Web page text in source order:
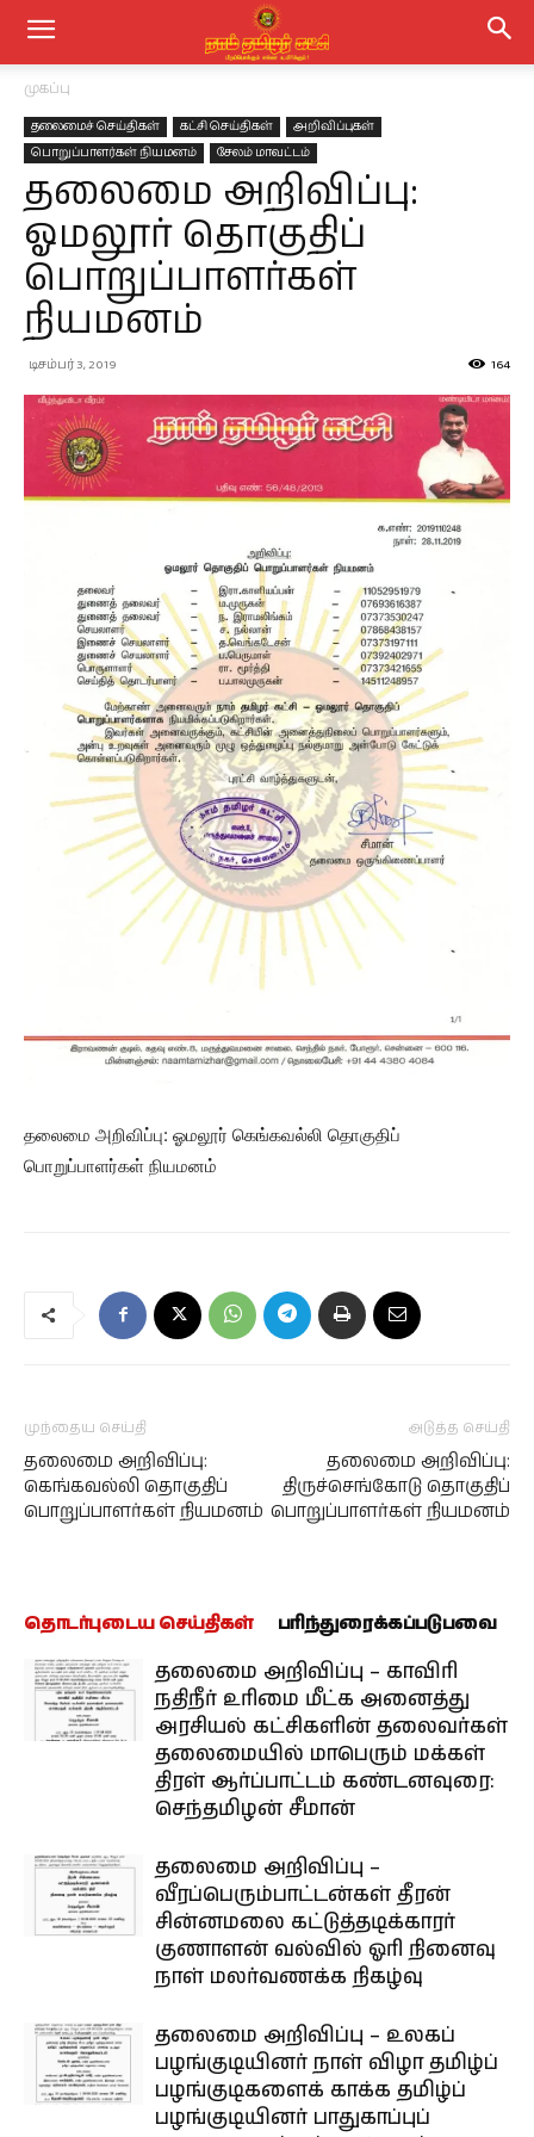
முகப்பு
தலைமைச் செய்திகள் கட்சி செய்திகள்
அறிவிப்புகள்
பொறுப்பாளர்கள் நியமனம்
சேலம் மாவட்டம்
தலைமை அறிவிப்பு:
ஓமலூர் தொகுதிப்
பொறுப்பாளர்கள்
நியமனம்
டிசம்பர் 3, 2019 164
தலைமை அறிவிப்பு: ஓமலூர் கெங்கவல்லி தொகுதிப்
பொறுப்பாளர்கள் நியமனம்
முந்தைய செய்தி
தலைமை அறிவிப்பு:
கெங்கவல்லி தொகுதிப்
பொறுப்பாளர்கள் நியமனம்
அடுத்த செய்தி
தலைமை அறிவிப்பு:
திருச்செங்கோடு தொகுதிப்
பொறுப்பாளர்கள் நியமனம்
தொடர்புடைய செய்திகள் பரிந்துரைக்கப்படுபவை
தலைமை அறிவிப்பு – காவிரி
நதிநீர் உரிமை மீட்க அனைத்து
அரசியல் கட்சிகளின் தலைவர்கள்
தலைமையில் மாபெரும் மக்கள்
திரள் ஆர்ப்பாட்டம் கண்டனவுரை:
செந்தமிழன் சீமான்
தலைமை அறிவிப்பு –
வீரப்பெரும்பாட்டன்கள் தீரன்
சின்னமலை கட்டுத்தடிக்காரர்
குணாளன் வல்வில் ஓரி நினைவு
நாள் மலர்வணக்க நிகழ்வு
தலைமை அறிவிப்பு – உலகப்
பழங்குடியினர் நாள் விழா தமிழ்ப்
பழங்குடிகளைக் காக்க தமிழ்ப்
பழங்குடியினர் பாதுகாப்புப்